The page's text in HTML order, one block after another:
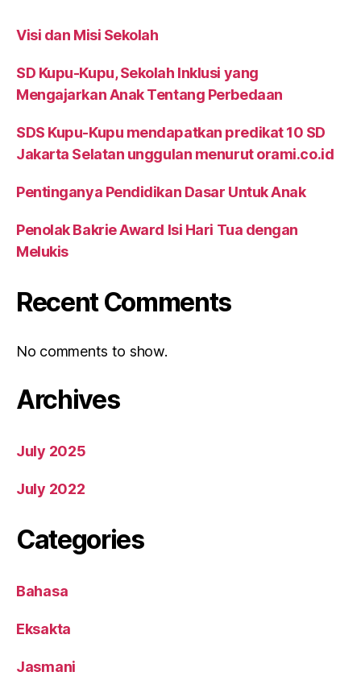
Visi dan Misi Sekolah
SD Kupu-Kupu, Sekolah Inklusi yang
Mengajarkan Anak Tentang Perbedaan
SDS Kupu-Kupu mendapatkan predikat 10 SD
Jakarta Selatan unggulan menurut orami.co.id
Pentinganya Pendidikan Dasar Untuk Anak
Penolak Bakrie Award Isi Hari Tua dengan
Melukis
Recent Comments
No comments to show.
Archives
July 2025
July 2022
Categories
Bahasa
Eksakta
Jasmani